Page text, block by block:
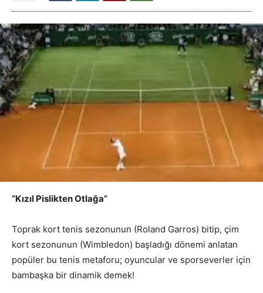
“Kızıl Pislikten Otlağa”
Toprak kort tenis sezonunun (Roland Garros) bitip, çim
kort sezonunun (Wimbledon) başladığı dönemi anlatan
popüler bu tenis metaforu; oyuncular ve sporseverler için
bambaşka bir dinamik demek!